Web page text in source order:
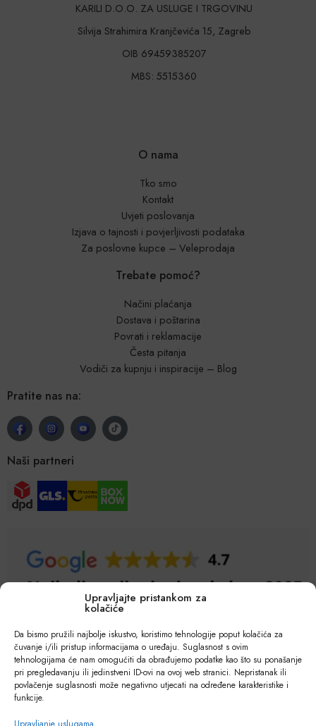
Upravljajte pristankom za
kolačiće
Da bismo pružili najbolje iskustvo, koristimo tehnologije poput kolačića za
čuvanje i/ili pristup informacijama o uređaju. Suglasnost s ovim
tehnologijama će nam omogućiti da obrađujemo podatke kao što su ponašanje
pri pregledavanju ili jedinstveni ID-ovi na ovoj web stranici. Nepristanak ili
povlačenje suglasnosti može negativno utjecati na određene karakteristike i
funkcije.
KARILI D.O.O. ZA USLUGE I TRGOVINU
Silvija Strahimira Kranjčevića 15, Zagreb
OIB 69459385207
MBS: 5515360
O nama
Tko smo
Kontakt
Uvjeti poslovanja
Izjava o tajnosti i povjerljivosti podataka
Za poslovne kupce – Veleprodaja
Trebate pomoć?
Načini plaćanja
Dostava i poštarina
Povrati i reklamacije
Česta pitanja
Vodiči za kupnju i inspiracije – Blog
Pratite nas na:
Naši partneri